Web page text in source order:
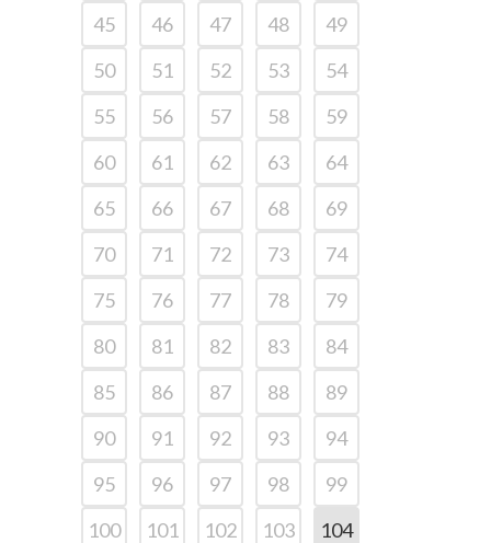
45
46 47 48
49
50
51 52 53
54
55
56 57 58
59
60
61 62 63
64
65
66 67 68
69
70
71 72 73
74
75
76 77 78
79
80
81 82 83
84
85
86 87 88
89
90
91 92 93
94
95
96 97 98
99
100
101 102 103
104